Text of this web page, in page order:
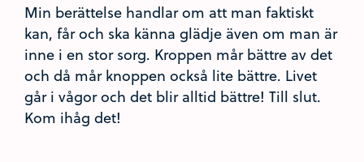
Min berättelse handlar om att man faktiskt
kan, får och ska känna glädje även om man är
inne i en stor sorg. Kroppen mår bättre av det
och då mår knoppen också lite bättre. Livet
går i vågor och det blir alltid bättre! Till slut.
Kom ihåg det!